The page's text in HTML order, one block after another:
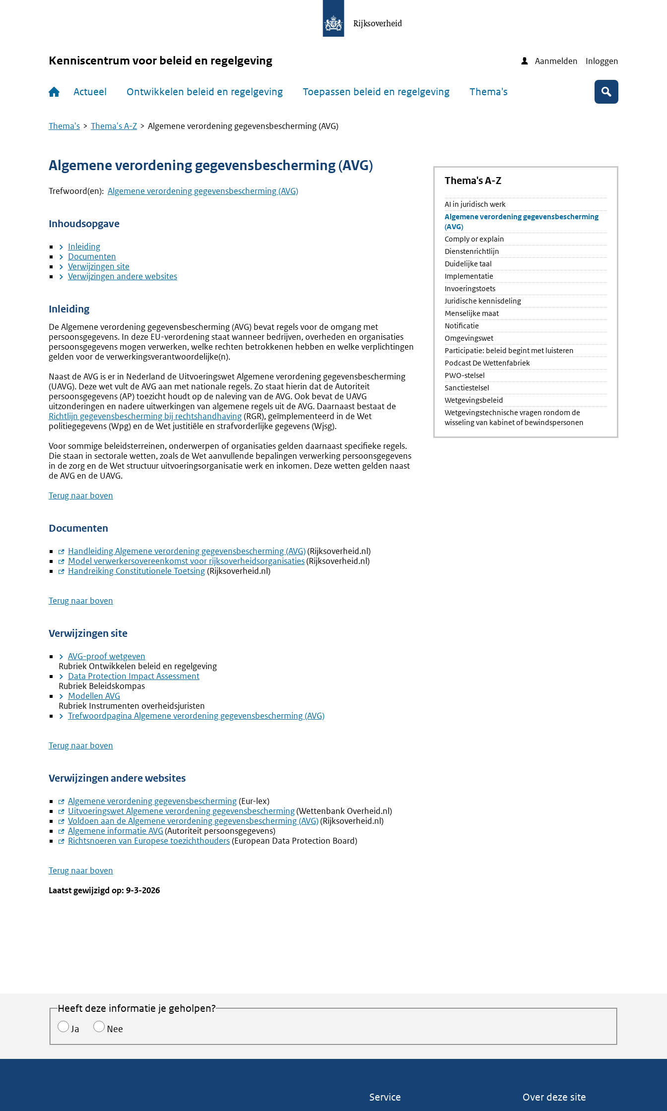
Rijksoverheid
Kenniscentrum voor beleid en regelgeving Aanmelden Inloggen
Actueel Ontwikkelen beleid en regelgeving Toepassen beleid en regelgeving Thema's Zoeken
Kruimelpad
Thema's Thema's A-Z Algemene verordening gegevensbescherming (AVG)
Algemene verordening gegevensbescherming (AVG)
Trefwoord(en): Algemene verordening gegevensbescherming (AVG)
Inhoudsopgave
Inleiding
Documenten
Verwijzingen site
Verwijzingen andere websites
Inleiding
De Algemene verordening gegevensbescherming (AVG) bevat regels voor de omgang met
persoonsgegevens. In deze EU-verordening staat wanneer bedrijven, overheden en organisaties
persoonsgegevens mogen verwerken, welke rechten betrokkenen hebben en welke verplichtingen
gelden voor de verwerkingsverantwoordelijke(n).
Naast de AVG is er in Nederland de Uitvoeringswet Algemene verordening gegevensbescherming
(UAVG). Deze wet vult de AVG aan met nationale regels. Zo staat hierin dat de Autoriteit
persoonsgegevens (AP) toezicht houdt op de naleving van de AVG. Ook bevat de UAVG
uitzonderingen en nadere uitwerkingen van algemene regels uit de AVG. Daarnaast bestaat de
Richtlijn gegevensbescherming bij rechtshandhaving(RGR), geïmplementeerd in de Wet
politiegegevens (Wpg) en de Wet justitiële en strafvorderlijke gegevens (Wjsg).
Voor sommige beleidsterreinen, onderwerpen of organisaties gelden daarnaast specifieke regels.
Die staan in sectorale wetten, zoals de Wet aanvullende bepalingen verwerking persoonsgegevens
in de zorg en de Wet structuur uitvoeringsorganisatie werk en inkomen. Deze wetten gelden naast
de AVG en de UAVG.
Terug naar boven
Documenten
Externe
link:
Handleiding Algemene verordening gegevensbescherming (AVG)(Rijksoverheid.nl)
Externe
link:
Model verwerkersovereenkomst voor rijksoverheidsorganisaties(Rijksoverheid.nl)
Externe
Handreiking Constitutionele Toetsing(Rijksoverheid.nl)
Terug naar boven
Verwijzingen site
AVG-proof wetgeven
Rubriek Ontwikkelen beleid en regelgeving
Data Protection Impact Assessment
Rubriek Beleidskompas
Modellen AVG
Rubriek Instrumenten overheidsjuristen
Trefwoordpagina Algemene verordening gegevensbescherming (AVG)
Terug naar boven
Verwijzingen andere websites
Externe
link:
Algemene verordening gegevensbescherming(Eur-lex)
Externe
link:
Uitvoeringswet Algemene verordening gegevensbescherming(Wettenbank Overheid.nl)
Externe
link:
Voldoen aan de Algemene verordening gegevensbescherming (AVG)(Rijksoverheid.nl)
Externe
link:
Algemene informatie AVG(Autoriteit persoonsgegevens)
Externe
Richtsnoeren van Europese toezichthouders(European Data Protection Board)
Terug naar boven
Laatst gewijzigd op: 9-3-2026
Thema's A-Z
AI in juridisch werk
Algemene verordening gegevensbescherming
(AVG)
Comply or explain
Dienstenrichtlijn
Duidelijke taal
Implementatie
Invoeringstoets
Juridische kennisdeling
Menselijke maat
Notificatie
Omgevingswet
Participatie: beleid begint met luisteren
Podcast De Wettenfabriek
PWO-stelsel
Sanctiestelsel
Wetgevingsbeleid
Wetgevingstechnische vragen rondom de
wisseling van kabinet of bewindspersonen
Heeft deze informatie je geholpen?
Ja Nee
Service Over deze site